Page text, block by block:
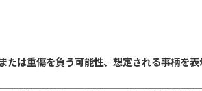
は重傷を負う可能性、想定される事柄を表